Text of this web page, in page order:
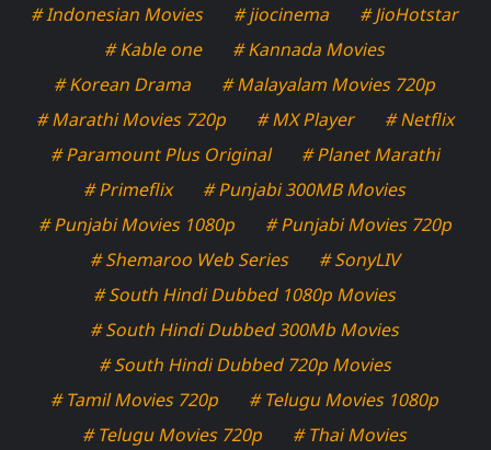
# Indonesian Movies
# jiocinema
# JioHotstar
# Kable one
# Kannada Movies
# Korean Drama
# Malayalam Movies 720p
# Marathi Movies 720p
# MX Player
# Netflix
# Paramount Plus Original
# Planet Marathi
# Primeflix
# Punjabi 300MB Movies
# Punjabi Movies 1080p
# Punjabi Movies 720p
# Shemaroo Web Series
# SonyLIV
# South Hindi Dubbed 1080p Movies
# South Hindi Dubbed 300Mb Movies
# South Hindi Dubbed 720p Movies
# Tamil Movies 720p
# Telugu Movies 1080p
# Telugu Movies 720p
# Thai Movies